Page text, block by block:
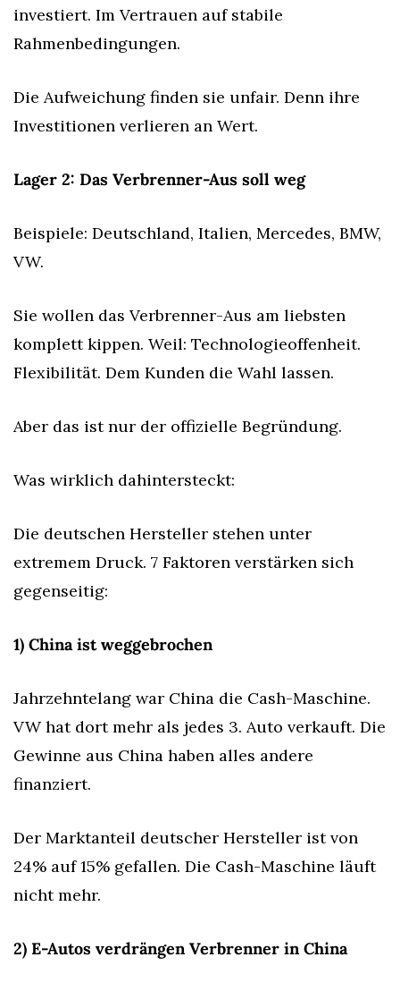
investiert. Im Vertrauen auf stabile
Rahmenbedingungen.
Die Aufweichung finden sie unfair. Denn ihre
Investitionen verlieren an Wert.
Lager 2: Das Verbrenner-Aus soll weg
Beispiele: Deutschland, Italien, Mercedes, BMW,
VW.
Sie wollen das Verbrenner-Aus am liebsten
komplett kippen. Weil: Technologieoffenheit.
Flexibilität. Dem Kunden die Wahl lassen.
Aber das ist nur der offizielle Begründung.
Was wirklich dahintersteckt:
Die deutschen Hersteller stehen unter
extremem Druck. 7 Faktoren verstärken sich
gegenseitig:
1) China ist weggebrochen
Jahrzehntelang war China die Cash-Maschine.
VW hat dort mehr als jedes 3. Auto verkauft. Die
Gewinne aus China haben alles andere
finanziert.
Der Marktanteil deutscher Hersteller ist von
24% auf 15% gefallen. Die Cash-Maschine läuft
nicht mehr.
2) E-Autos verdrängen Verbrenner in China